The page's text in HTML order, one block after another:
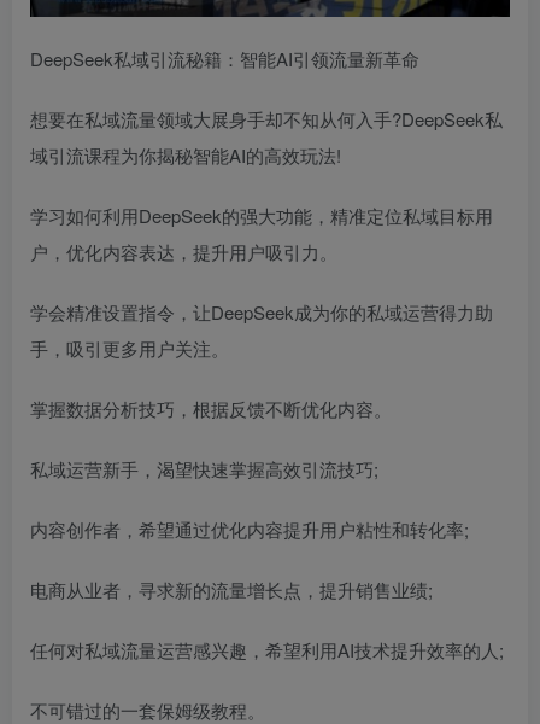
DeepSeek私域引流秘籍：智能AI引领流量新革命
想要在私域流量领域大展身手却不知从何入手?DeepSeek私
域引流课程为你揭秘智能AI的高效玩法!
学习如何利用DeepSeek的强大功能，精准定位私域目标用
户，优化内容表达，提升用户吸引力。
学会精准设置指令，让DeepSeek成为你的私域运营得力助
手，吸引更多用户关注。
掌握数据分析技巧，根据反馈不断优化内容。
私域运营新手，渴望快速掌握高效引流技巧;
内容创作者，希望通过优化内容提升用户粘性和转化率;
电商从业者，寻求新的流量增长点，提升销售业绩;
任何对私域流量运营感兴趣，希望利用AI技术提升效率的人;
不可错过的一套保姆级教程。